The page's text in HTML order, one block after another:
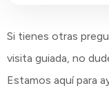
Si tienes otras
visita guiada, no
Estamos aquí para